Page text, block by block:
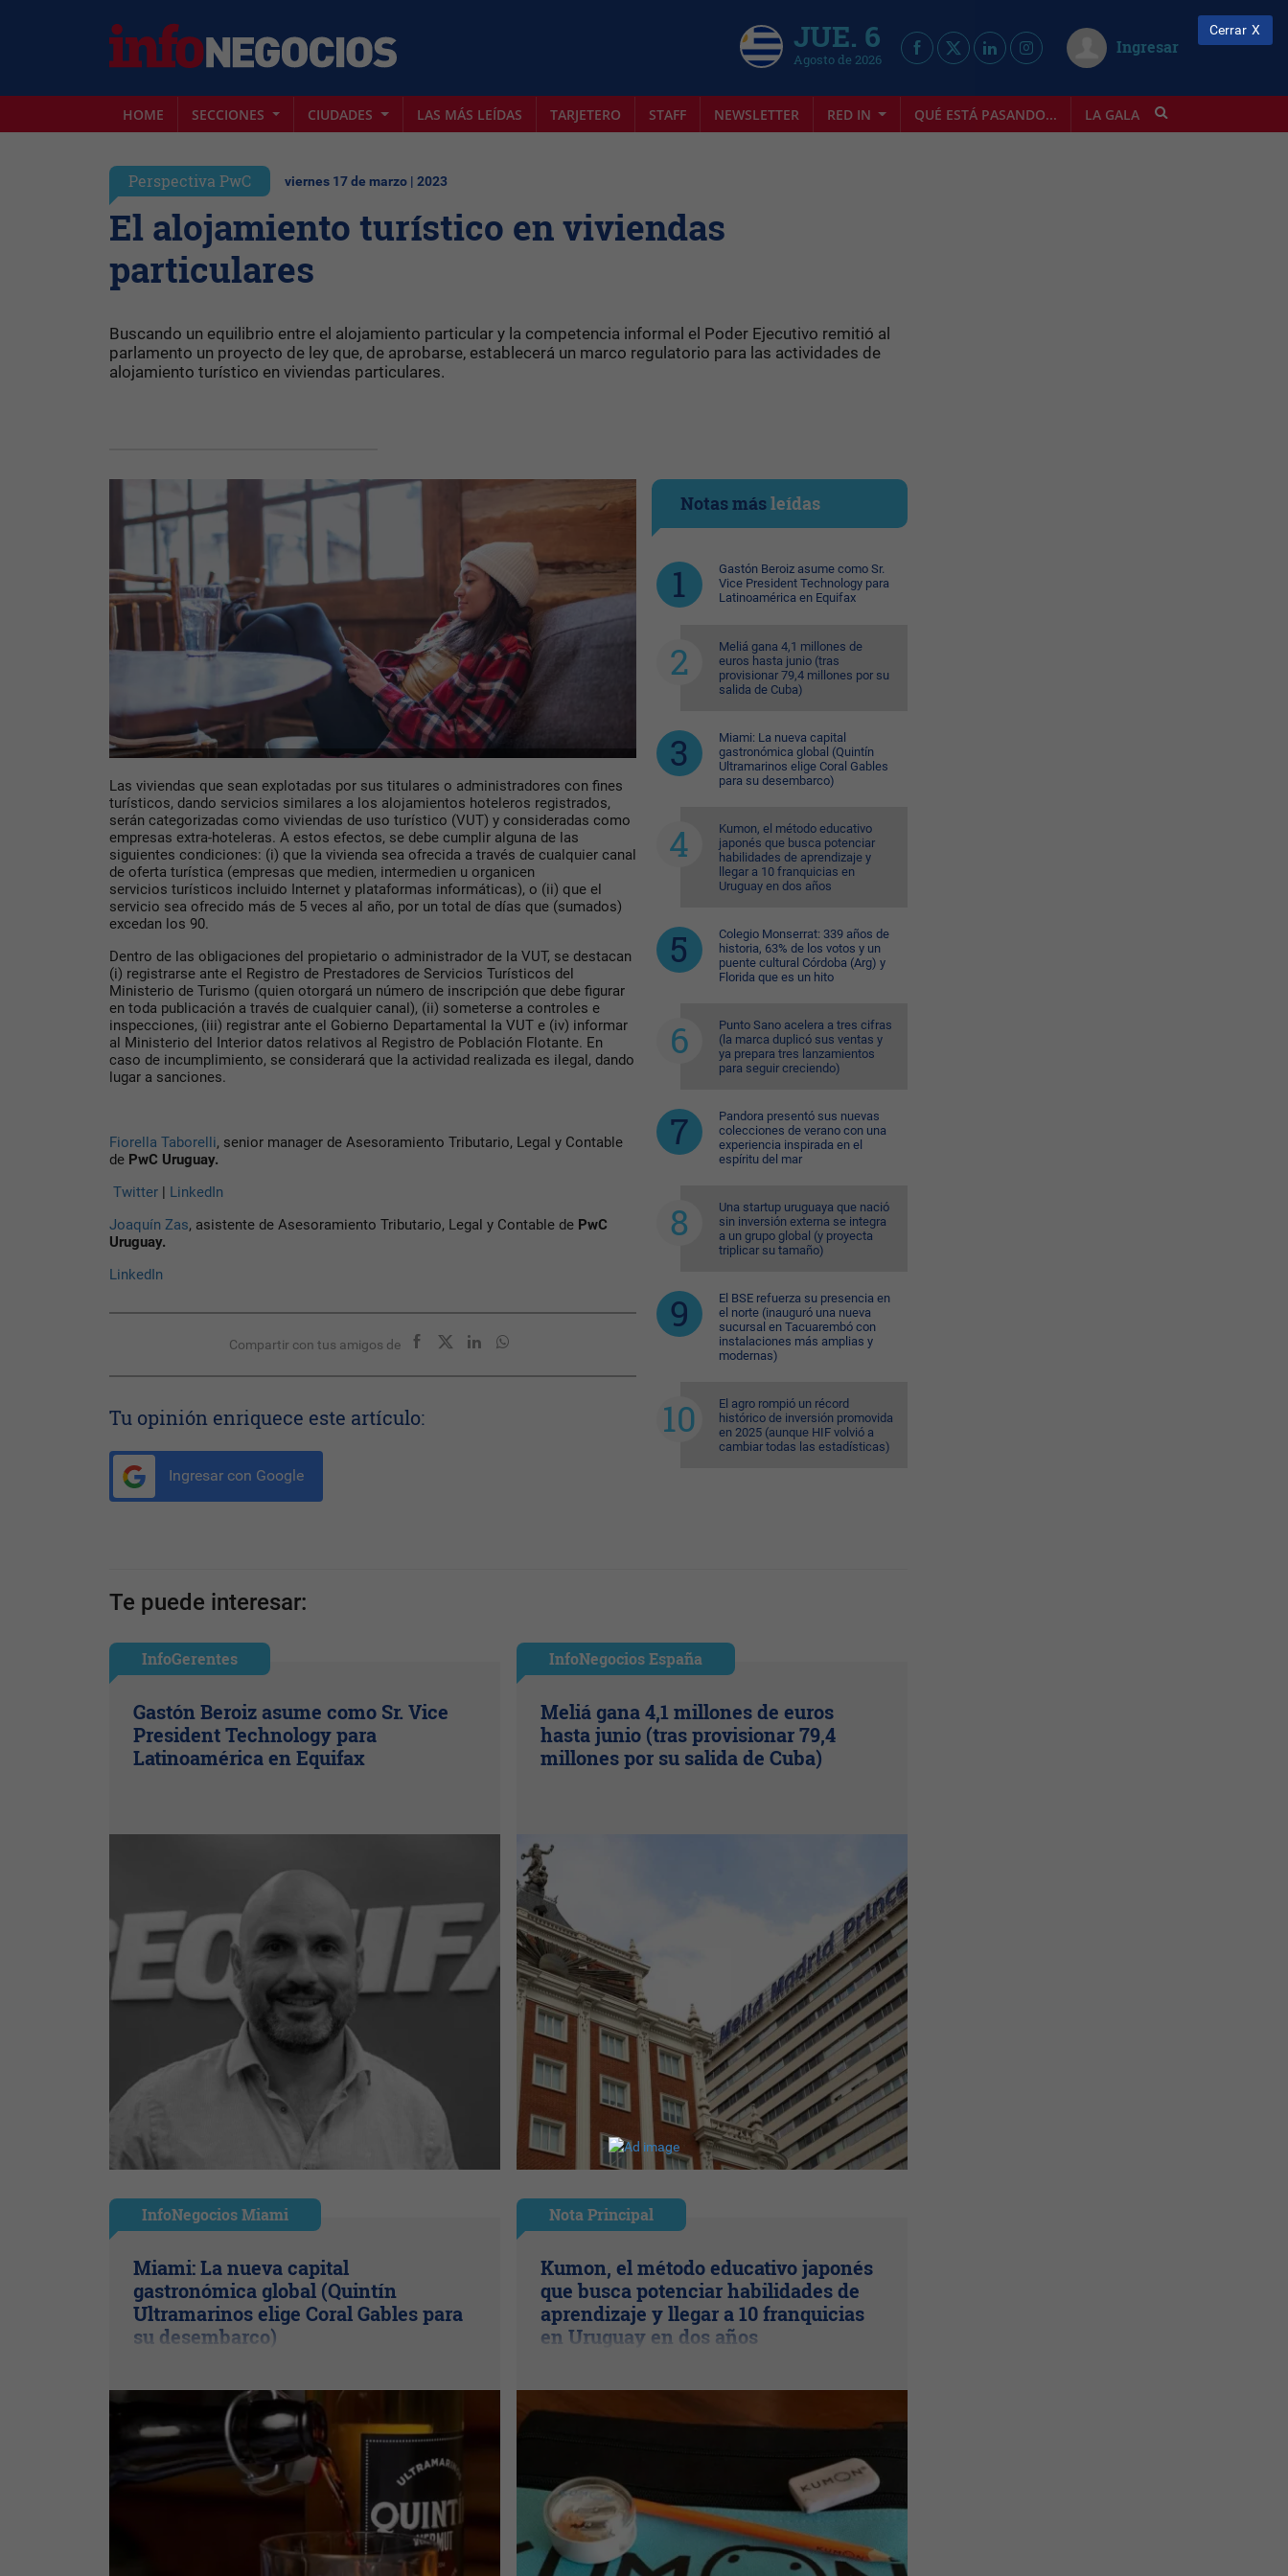
JUE. 6
Agosto de 2026
Ingresar
HOME SECCIONES CIUDADES LAS MÁS LEÍDAS TARJETERO STAFF NEWSLETTER RED IN QUÉ ESTÁ PASANDO... LA GALA INFOSTYLE
Perspectiva PwC viernes 17 de marzo | 2023
El alojamiento turístico en viviendas
particulares
Buscando un equilibrio entre el alojamiento particular y la competencia informal el Poder Ejecutivo remitió al
parlamento un proyecto de ley que, de aprobarse, establecerá un marco regulatorio para las actividades de
alojamiento turístico en viviendas particulares.
Las viviendas que sean explotadas por sus titulares o administradores con fines
turísticos, dando servicios similares a los alojamientos hoteleros registrados,
serán categorizadas como viviendas de uso turístico (VUT) y consideradas como
empresas extra-hoteleras. A estos efectos, se debe cumplir alguna de las
siguientes condiciones: (i) que la vivienda sea ofrecida a través de cualquier canal
de oferta turística (empresas que medien, intermedien u organicen
servicios turísticos incluido Internet y plataformas informáticas), o (ii) que el
servicio sea ofrecido más de 5 veces al año, por un total de días que (sumados)
excedan los 90.
Dentro de las obligaciones del propietario o administrador de la VUT, se destacan
(i) registrarse ante el Registro de Prestadores de Servicios Turísticos del
Ministerio de Turismo (quien otorgará un número de inscripción que debe figurar
en toda publicación a través de cualquier canal), (ii) someterse a controles e
inspecciones, (iii) registrar ante el Gobierno Departamental la VUT e (iv) informar
al Ministerio del Interior datos relativos al Registro de Población Flotante. En
caso de incumplimiento, se considerará que la actividad realizada es ilegal, dando
lugar a sanciones.
Fiorella Taborelli, senior manager de Asesoramiento Tributario, Legal y Contable
de PwC Uruguay.
Twitter | LinkedIn
Joaquín Zas, asistente de Asesoramiento Tributario, Legal y Contable de PwC
Uruguay.
LinkedIn
Compartir con tus amigos de
Tu opinión enriquece este artículo:
Ingresar con Google
Notas másleídas
Gastón Beroiz asume como Sr.
Vice President Technology para
Latinoamérica en Equifax
Meliá gana 4,1 millones de
euros hasta junio (tras
provisionar 79,4 millones por su
salida de Cuba)
Miami: La nueva capital
gastronómica global (Quintín
Ultramarinos elige Coral Gables
para su desembarco)
Kumon, el método educativo
japonés que busca potenciar
habilidades de aprendizaje y
llegar a 10 franquicias en
Uruguay en dos años
Colegio Monserrat: 339 años de
historia, 63% de los votos y un
puente cultural Córdoba (Arg) y
Florida que es un hito
Punto Sano acelera a tres cifras
(la marca duplicó sus ventas y
ya prepara tres lanzamientos
para seguir creciendo)
Pandora presentó sus nuevas
colecciones de verano con una
experiencia inspirada en el
espíritu del mar
Una startup uruguaya que nació
sin inversión externa se integra
a un grupo global (y proyecta
triplicar su tamaño)
El BSE refuerza su presencia en
el norte (inauguró una nueva
sucursal en Tacuarembó con
instalaciones más amplias y
modernas)
El agro rompió un récord
histórico de inversión promovida
en 2025 (aunque HIF volvió a
cambiar todas las estadísticas)
Te puede interesar:
InfoGerentes
Gastón Beroiz asume como Sr. Vice
President Technology para
Latinoamérica en Equifax
InfoNegocios España
Meliá gana 4,1 millones de euros
hasta junio (tras provisionar 79,4
millones por su salida de Cuba)
InfoNegocios Miami
Miami: La nueva capital
gastronómica global (Quintín
Ultramarinos elige Coral Gables para
su desembarco)
Nota Principal
Kumon, el método educativo japonés
que busca potenciar habilidades de
aprendizaje y llegar a 10 franquicias
en Uruguay en dos años
Cerrar